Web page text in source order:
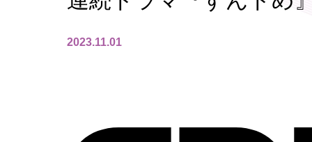
2023.11.01